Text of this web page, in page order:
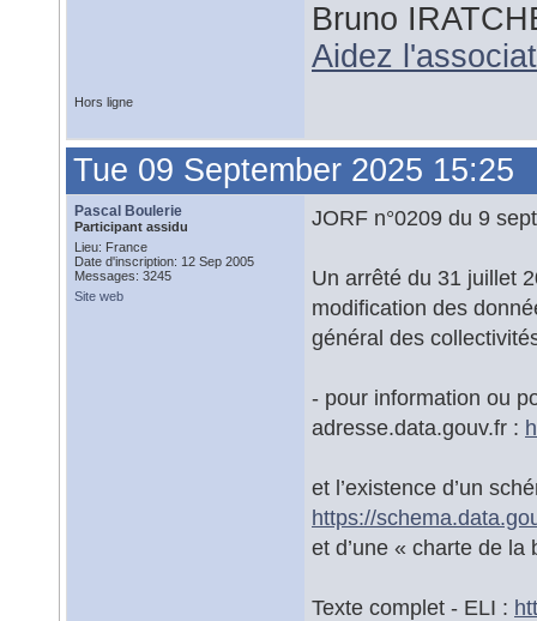
Bruno
Aidez
Hors ligne
Tue 09 September 2025 15:25
Pascal Boulerie
Participant assidu
Lieu: France
Date d'inscription: 12 Sep 2005
Messages: 3245
Site web
JORF n°0209 du 9
Un arrêté du 31 juillet
modification des
général des
- pour information ou
adresse.data.gouv.fr :
et l’existence d’un
https://
et d’une « charte de
Texte complet - ELI :